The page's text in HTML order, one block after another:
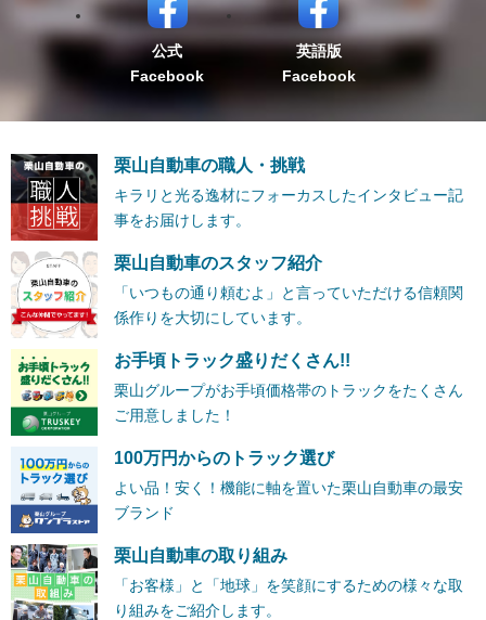
公式
Facebook
英語版
Facebook
栗山自動車の職人・挑戦
キラリと光る逸材にフォーカスしたインタビュー記
事をお届けします。
栗山自動車のスタッフ紹介
「いつもの通り頼むよ」と言っていただける信頼関
係作りを大切にしています。
お手頃トラック盛りだくさん!!
栗山グループがお手頃価格帯のトラックをたくさん
ご用意しました！
100万円からのトラック選び
よい品！安く！機能に軸を置いた栗山自動車の最安
ブランド
栗山自動車の取り組み
「お客様」と「地球」を笑顔にするための様々な取
り組みをご紹介します。